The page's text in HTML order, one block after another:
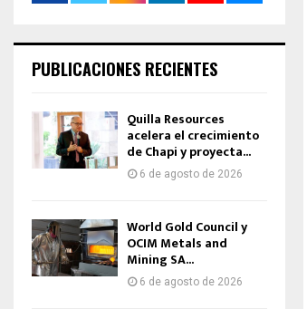
PUBLICACIONES RECIENTES
Quilla Resources
acelera el crecimiento
de Chapi y proyecta...
6 de agosto de 2026
World Gold Council y
OCIM Metals and
Mining SA...
6 de agosto de 2026